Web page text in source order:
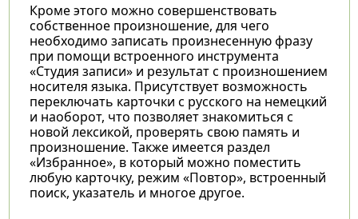
Кроме этого можно совершенствовать
собственное произношение, для чего
необходимо записать произнесенную фразу
при помощи встроенного инструмента
«Студия записи» и результат с произношением
носителя языка. Присутствует возможность
переключать карточки с русского на немецкий
и наоборот, что позволяет знакомиться с
новой лексикой, проверять свою память и
произношение. Также имеется раздел
«Избранное», в который можно поместить
любую карточку, режим «Повтор», встроенный
поиск, указатель и многое другое.